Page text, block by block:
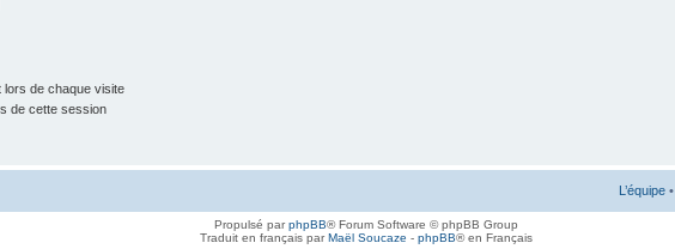
lors de chaque visite
de cette session
L’équipe •
Propulsé parphpBB® Forum Software © phpBB Group
Traduit en français parMaël Soucaze - phpBB® en Français